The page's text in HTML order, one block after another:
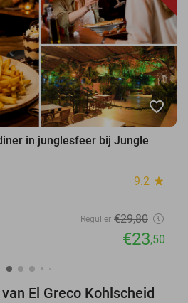
favorite_border
in junglesfeer bij Jungle
9.2 star
Regulier €29,80
€23,50
El Greco Kohlscheid